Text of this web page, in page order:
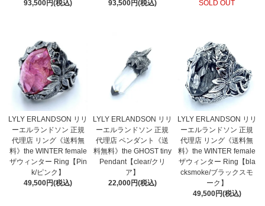
93,500円(税込)
93,500円(税込)
SOLD OUT
LYLY ERLANDSON リリ
ーエルランドソン 正規
代理店 リング《送料無
料》the WINTER female
ザウィンター Ring【Pin
k/ピンク】
49,500円(税込)
LYLY ERLANDSON リリ
ーエルランドソン 正規
代理店 ペンダント《送
料無料》the GHOST tiny
Pendant【clear/クリ
ア】
22,000円(税込)
LYLY ERLANDSON リリ
ーエルランドソン 正規
代理店 リング《送料無
料》the WINTER female
ザウィンター Ring【bla
cksmoke/ブラックスモ
ーク】
49,500円(税込)